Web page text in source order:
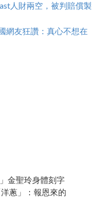
人財兩空，被判賠償製
網友狂讚：真心不想在
金聖玲身體刻字
蔥」：報恩來的